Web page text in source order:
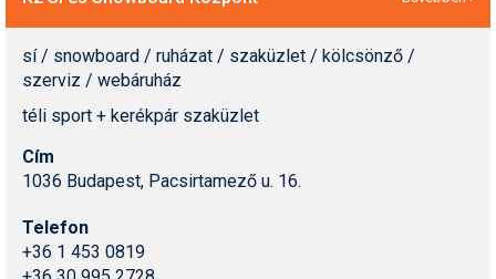
sí / snowboard / ruházat / szaküzlet / kölcsönző /
szerviz / webáruház
téli sport + kerékpár szaküzlet
Cím
1036 Budapest, Pacsirtamező u. 16.
Telefon
+36 1 453 0819